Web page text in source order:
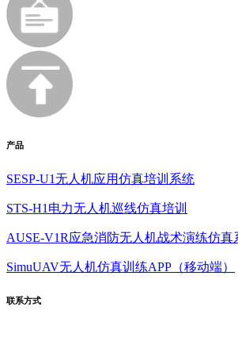
产品
SESP-U1无人机应用仿真培训系统
STS-H1电力无人机巡线仿真培训
AUSE-V1R应急消防无人机战术演练仿真
SimuUAV无人机仿真训练APP（移动端）
联系方式